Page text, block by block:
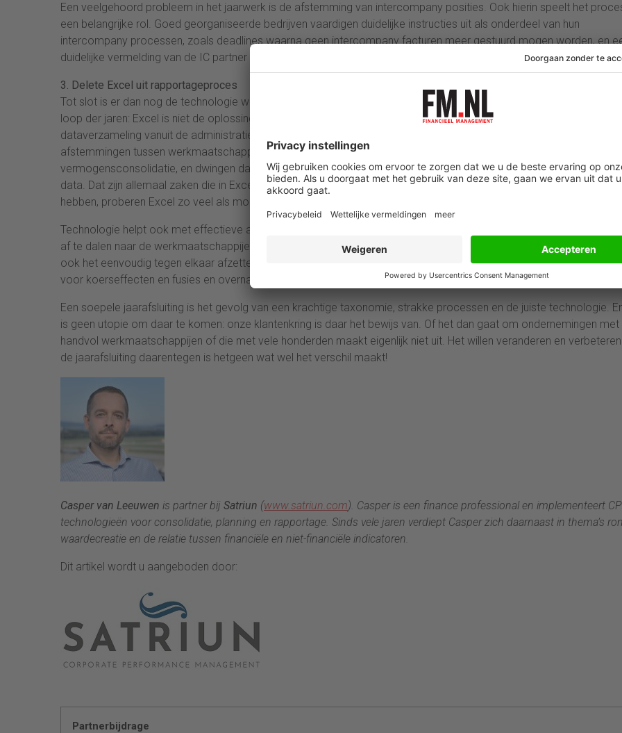
Een veelgehoord probleem in het jaarwerk is de afstemming van intercompany posities. Ook hierin speelt het
een belangrijke rol. Goed georganiseerde bedrijven vaardigen duidelijke instructies uit als onderdeel van hun
intercompany processen, zoals deadlines waarna geen intercompany facturen meer gestuurd mogen worden, en
duidelijke vermelding van de IC partner code die de ontvanger moet opnemen bij de registratie van die factuur.
3. Delete Excel uit rapportageproces
Tot slot is er dan nog de technologie waarmee het jaarwerk wordt ondersteund. Eén ding is duidelijk geworden in de
loop der jaren: Excel is niet de oplossing. Goede software zoals OneStream en CCH Tagetik automatiseren de
dataverzameling vanuit de administratieve systemen, formaliseren de processtappen, faciliteren de intercompany
afstemmingen tussen werkmaatschappijen, automatiseren koerstranslatie, intercompany eliminatie en
vermogensconsolidatie, en dwingen datakwaliteit af door het toepassen van controles op juistheid en volledigheid
data. Dat zijn allemaal zaken die in Excel onherroepelijk tot hoofdpijn leiden. Ondernemingen die hun zaken op orde
hebben, proberen Excel zo veel als mogelijk uit het rapportageproces te verbannen.
Technologie helpt ook met effectieve analyse van data. Door vanuit de geconsolideerde data met een druk op de
af te dalen naar de werkmaatschappijen waar mogelijke inconsistenties vandaan komen wordt veel tijd bespaard.
ook het eenvoudig tegen elkaar afzetten van het huidige jaar ten opzichte van het vorige jaar, waar nodig
voor koerseffecten en fusies en overnames, helpt met het snel doorgronden van de data.
Een soepele jaarafsluiting is het gevolg van een krachtige taxonomie, strakke processen en de juiste technologie.
is geen utopie om daar te komen: onze klantenkring is daar het bewijs van. Of het dan gaat om ondernemingen met
handvol werkmaatschappijen of die met vele honderden maakt eigenlijk niet uit. Het willen veranderen en
de jaarafsluiting daarentegen is hetgeen wat wel het verschil maakt!
Casper van Leeuwen is partner bij Satriun (www.satriun.com). Casper is een finance professional en implementeert
technologieën voor consolidatie, planning en rapportage. Sinds vele jaren verdiept Casper zich daarnaast in thema’s
waardecreatie en de relatie tussen financiële en niet-financiële indicatoren.
Dit artikel wordt u aangeboden door:
Partnerbijdrage